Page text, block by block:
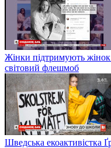
Жінки підтримують
світовий флешмоб
Шведська екоактивістка